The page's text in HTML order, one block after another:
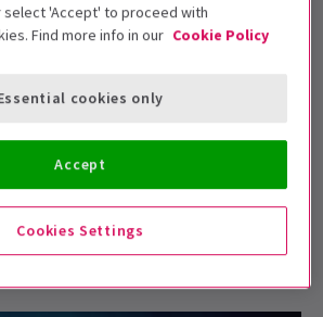
Le résumé de Death Note : La
Qu’est-ce qui fait d’Operation
Mincemeat l’une des meilleures
comédies musicales du West End ?
'Accept' to proceed with
Find more info in our Cookie Policy
Cookies Settings
cookies only
Accept